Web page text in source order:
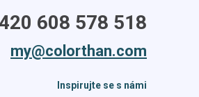
608 578 518
my@colorthan.com
Inspirujte se s námi